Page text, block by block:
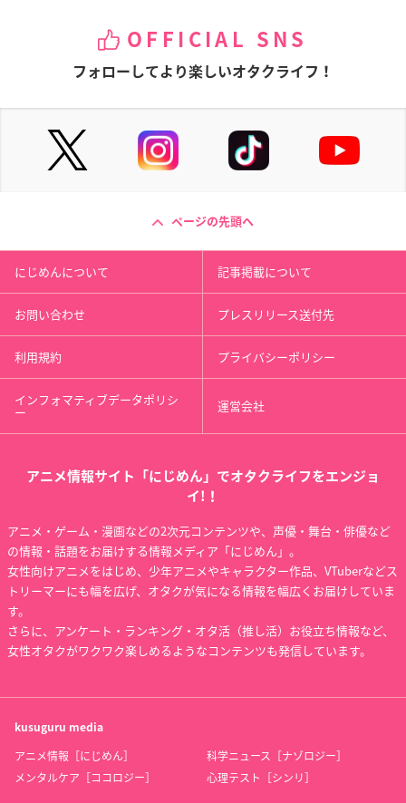
OFFICIAL SNS
フォローしてより楽しいオタクライフ！
ページの先頭へ
にじめんについて 記事掲載について
お問い合わせ プレスリリース送付先
利用規約 プライバシーポリシー
インフォマティブデータポリシ
ー 運営会社
アニメ情報サイト「にじめん」でオタクライフをエンジョ
イ!！
アニメ・ゲーム・漫画などの2次元コンテンツや、声優・舞台・俳優など
の情報・話題をお届けする情報メディア「にじめん」。
女性向けアニメをはじめ、少年アニメやキャラクター作品、VTuberなどス
トリーマーにも幅を広げ、オタクが気になる情報を幅広くお届けしていま
す。
さらに、アンケート・ランキング・オタ活（推し活）お役立ち情報など、
女性オタクがワクワク楽しめるようなコンテンツも発信しています。
kusuguru media
アニメ情報［にじめん］
科学ニュース［ナゾロジー］
メンタルケア［ココロジー］
心理テスト［シンリ］